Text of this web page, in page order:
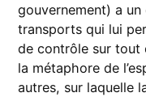
gouvernement) a
transports qui lui
de contrôle sur tout
la métaphore de
autres, sur laquelle